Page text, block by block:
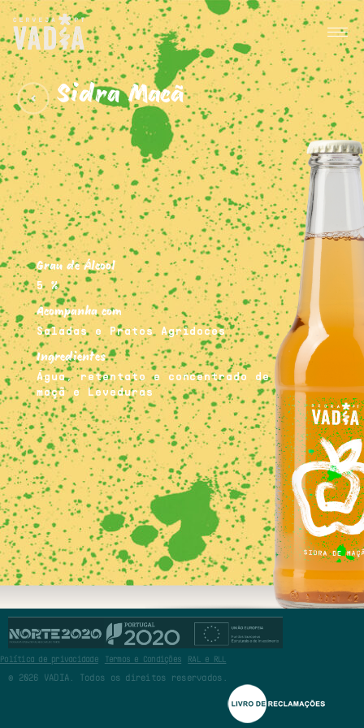
Sidra Maçã
Grau de Álcool
5 %
Acompanha com
Saladas e Pratos Agridoces
Ingredientes
Água, retentato e concentrado de sumo de
maçã e Leveduras
produzida com maçã
100% portuguesa. A
fermentação a baixa
temperatura ao longo
Política de privacidade Termos e Condições RAL e RLL
© 2026 VADIA. Todos os direitos reservados.